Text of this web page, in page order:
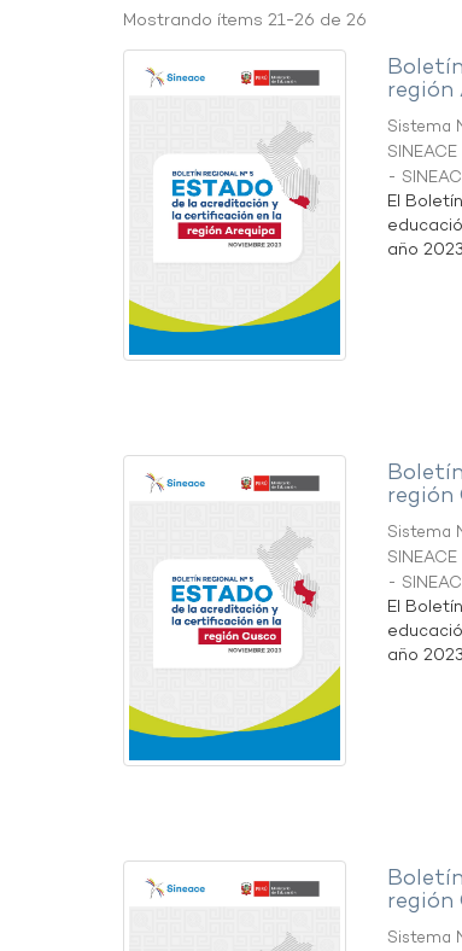
Mostrando ítems 21-26 de 26
región
Sistema
SINEACE
-
El
año
región
Sistema
SINEACE
-
El
año
región
Sistema